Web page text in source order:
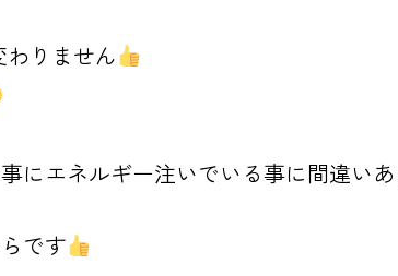
りません
にエネルギー注いでいる事に間違い
です